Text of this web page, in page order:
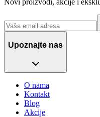
Novi proizvodi, akcije i
Upoznajte nas
O nama
Kontakt
Blog
Akcije